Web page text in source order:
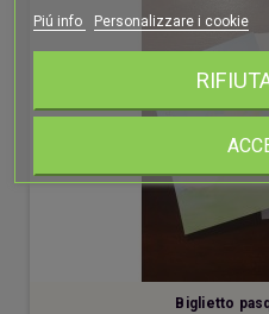
Biglietto
Piú info Personalizzare i cookie